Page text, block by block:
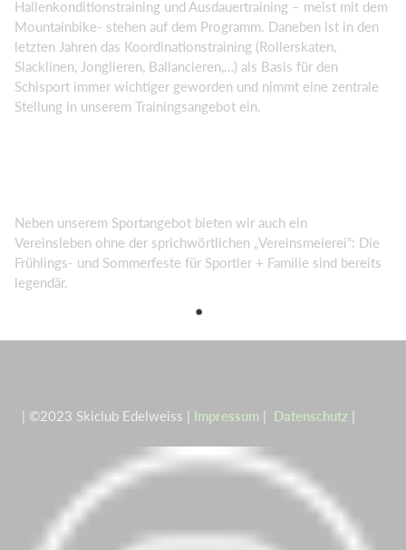
Hallenkonditionstraining und Ausdauertraining – meist mit dem
Mountainbike- stehen auf dem Programm. Daneben ist in den
letzten Jahren das Koordinationstraining (Rollerskaten,
Slacklinen, Jonglieren, Ballancieren,…) als Basis für den
Schisport immer wichtiger geworden und nimmt eine zentrale
Stellung in unserem Trainingsangebot ein.
Neben unserem Sportangebot bieten wir auch ein
Vereinsleben ohne der sprichwörtlichen „Vereinsmeierei“: Die
Frühlings- und Sommerfeste für Sportler + Familie sind bereits
legendär.
| ©2023 Skiclub Edelweiss | Impressum | Datenschutz |